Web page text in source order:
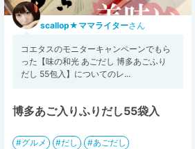
scallop★ママライターさん
コエタスのモニターキャンペーンでもら
った【味の和光 あごだし 博多あごふり
だし 55包入】についてのレ...
博多あご入りふりだし55袋入
グルメ だし
あごだし